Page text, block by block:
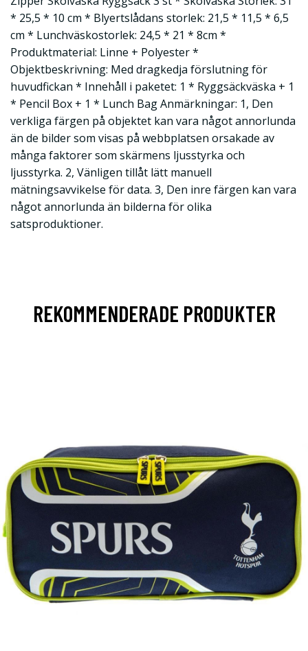
* 25,5 * 10 cm * Blyertslådans storlek: 21,5 * 11,5 * 6,5
cm * Lunchväskostorlek: 24,5 * 21 * 8cm *
Produktmaterial: Linne + Polyester *
Objektbeskrivning: Med dragkedja förslutning för
huvudfickan * Innehåll i paketet: 1 * Ryggsäckväska + 1
* Pencil Box + 1 * Lunch Bag Anmärkningar: 1, Den
verkliga färgen på objektet kan vara något annorlunda
än de bilder som visas på webbplatsen orsakade av
många faktorer som skärmens ljusstyrka och
ljusstyrka. 2, Vänligen tillåt lätt manuell
mätningsavvikelse för data. 3, Den inre färgen kan vara
något annorlunda än bilderna för olika
satsproduktioner.
REKOMMENDERADE PRODUKTER